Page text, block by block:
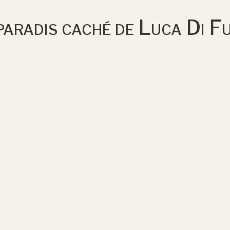
caché de Luca Di